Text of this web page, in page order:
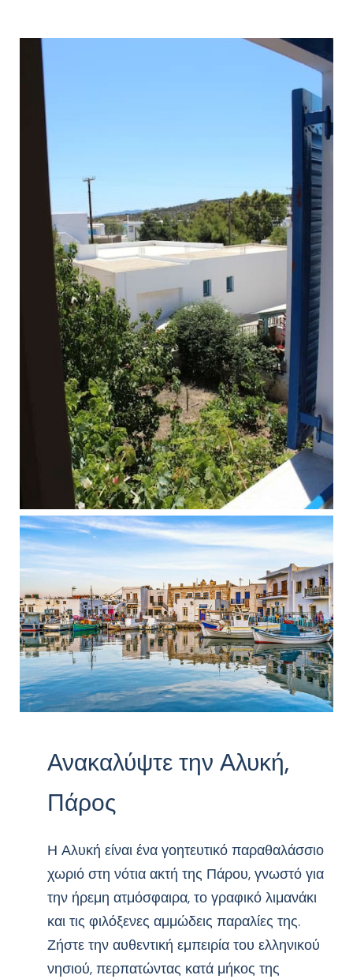
Ανακαλύψτε την Αλυκή,
Πάρος
Η Αλυκή είναι ένα γοητευτικό παραθαλάσσιο
χωριό στη νότια ακτή της Πάρου, γνωστό για
την ήρεμη ατμόσφαιρα, το γραφικό λιμανάκι
και τις φιλόξενες αμμώδεις παραλίες της.
Ζήστε την αυθεντική εμπειρία του ελληνικού
νησιού, περπατώντας κατά μήκος της